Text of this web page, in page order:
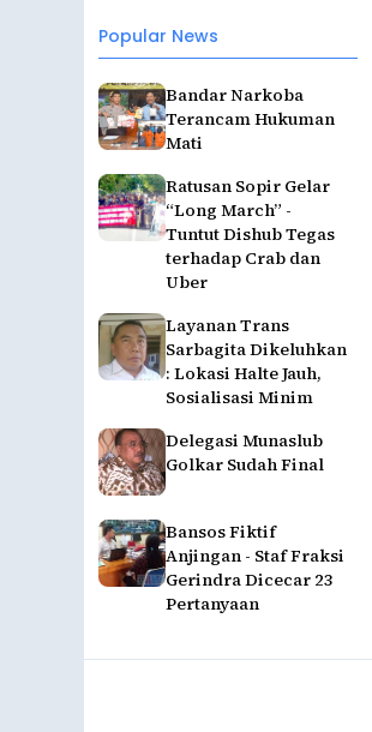
Popular News
Bandar Narkoba
Terancam Hukuman
Mati
Ratusan Sopir Gelar
“Long March” -
Tuntut Dishub Tegas
terhadap Crab dan
Uber
Layanan Trans
Sarbagita Dikeluhkan
: Lokasi Halte Jauh,
Sosialisasi Minim
Delegasi Munaslub
Golkar Sudah Final
Bansos Fiktif
Anjingan - Staf Fraksi
Gerindra Dicecar 23
Pertanyaan